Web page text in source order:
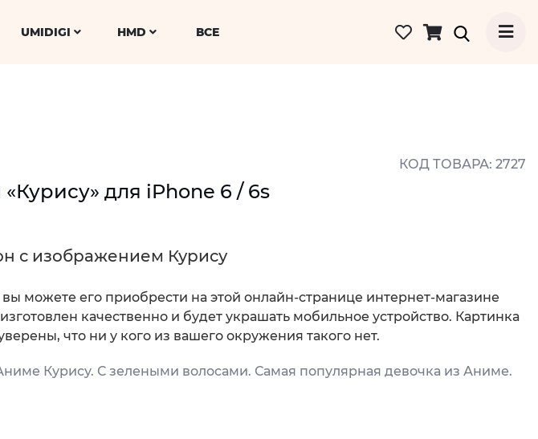
UMIDIGI HMD ВСЕ
КОД ТОВАРА: 2727
для iPhone 6 / 6s
с изображением Курису
вы можете его приобрести на этой онлайн-странице интернет-магазине
качественно и будет украшать мобильное устройство. Картинка
что ни у кого из вашего окружения такого нет.
Курису. С зелеными волосами. Самая популярная девочка из Аниме.